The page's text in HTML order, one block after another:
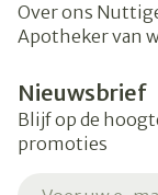
Over ons
Apotheker van
Nieuwsbrief
Blijf op de
promoties